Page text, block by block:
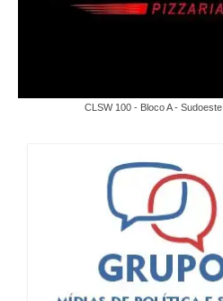
CLSW 100 - Bloco A - Sudoeste